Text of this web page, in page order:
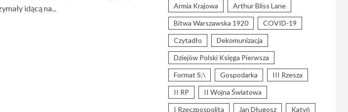
idącą na...
Armia Krajowa Arthur Bliss Lane
Bitwa Warszawska 1920 COVID-19
Czytadło Dekomunizacja
Dziejów Polski Księga Pierwsza
Format S:\ Gospodarka III Rzesza
II RP II Wojna Światowa
I Rzeczpospolita Jan Długosz Katyń